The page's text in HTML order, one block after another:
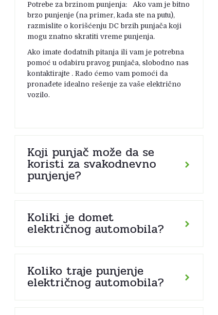
Potrebe za brzinom punjenja: Ako vam je bitno
brzo punjenje (na primer, kada ste na putu),
razmislite o korišćenju DC brzih punjača koji
mogu znatno skratiti vreme punjenja.
Ako imate dodatnih pitanja ili vam je potrebna
pomoć u odabiru pravog punjača, slobodno nas
kontaktirajte . Rado ćemo vam pomoći da
pronađete idealno rešenje za vaše električno
vozilo.
Koji punjač može da se
koristi za svakodnevno
punjenje?
Koliki je domet
električnog automobila?
Koliko traje punjenje
električnog automobila?